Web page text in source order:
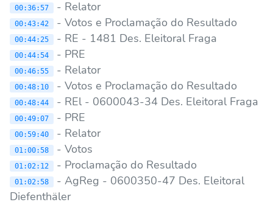
00:36:57 - Relator
00:43:42 - Votos e Proclamação do Resultado
00:44:25 - RE - 1481 Des. Eleitoral Fraga
00:44:54 - PRE
00:46:55 - Relator
00:48:10 - Votos e Proclamação do Resultado
00:48:44 - REl - 0600043-34 Des. Eleitoral Fraga
00:49:07 - PRE
00:59:40 - Relator
01:00:58 - Votos
01:02:12 - Proclamação do Resultado
01:02:58
- AgReg - 0600350-47 Des. Eleitoral
Diefenthäler